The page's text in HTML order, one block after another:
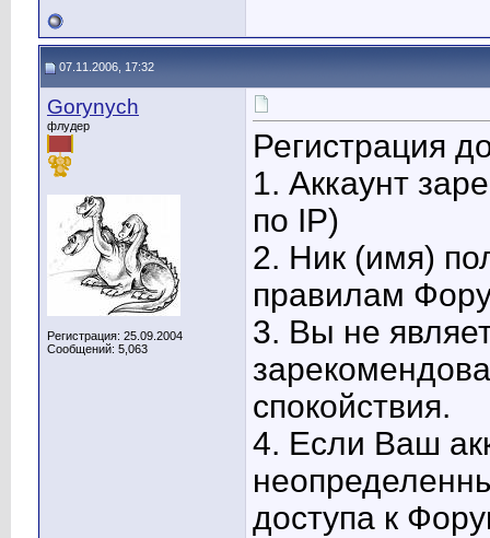
07.11.2006, 17:32
Gorynych
флудер
Регистрация: 25.09.2004
Сообщений: 5,063
Регистрация
1. Аккаунт
по IP)
2. Ник (имя)
правилам
3. Вы не
спокойствия.
4. Если Ваш
доступа к